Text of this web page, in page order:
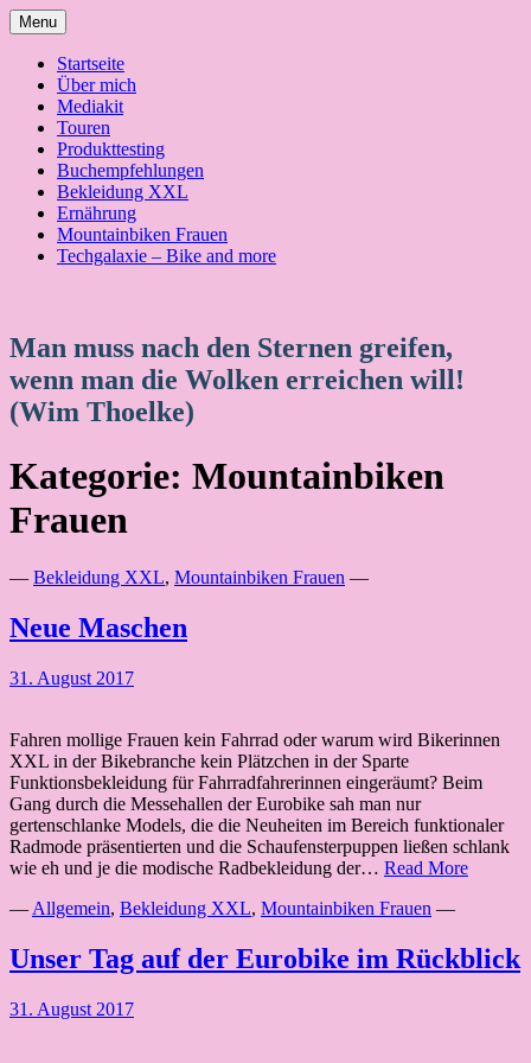
Skip
to
content
Menu
Startseite
Über mich
Mediakit
Touren
Produkttesting
Buchempfehlungen
Bekleidung XXL
Ernährung
Mountainbiken Frauen
Techgalaxie – Bike and more
Man muss nach den Sternen greifen,
wenn man die Wolken erreichen will!
(Wim Thoelke)
Kategorie: Mountainbiken
Frauen
— Bekleidung XXL, Mountainbiken Frauen —
Neue Maschen
31. August 2017
Fahren mollige Frauen kein Fahrrad oder warum wird Bikerinnen
XXL in der Bikebranche kein Plätzchen in der Sparte
Funktionsbekleidung für Fahrradfahrerinnen eingeräumt? Beim
Gang durch die Messehallen der Eurobike sah man nur
gertenschlanke Models, die die Neuheiten im Bereich funktionaler
Radmode präsentierten und die Schaufensterpuppen ließen schlank
wie eh und je die modische Radbekleidung der… Read MoreNeue
— Allgemein, Bekleidung XXL, Mountainbiken Frauen —
Unser Tag auf der Eurobike im Rückblick
31. August 2017